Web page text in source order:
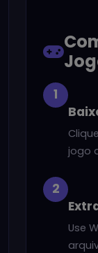
1
jogo
2
Use